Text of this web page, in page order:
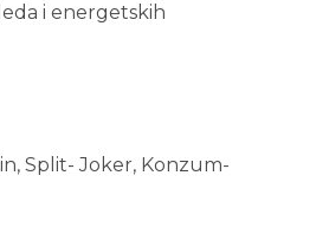
i energetskih
Split- Joker, Konzum-